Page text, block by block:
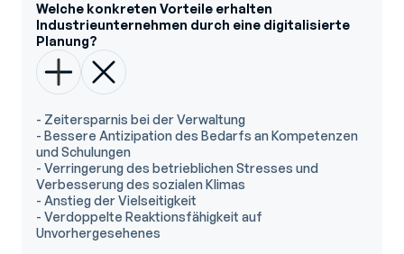
Welche konkreten Vorteile erhalten
Industrieunternehmen durch eine digitalisierte
Planung?
- Zeitersparnis bei der Verwaltung
- Bessere Antizipation des Bedarfs an Kompetenzen
und Schulungen
- Verringerung des betrieblichen Stresses und
Verbesserung des sozialen Klimas
- Anstieg der Vielseitigkeit
- Verdoppelte Reaktionsfähigkeit auf
Unvorhergesehenes